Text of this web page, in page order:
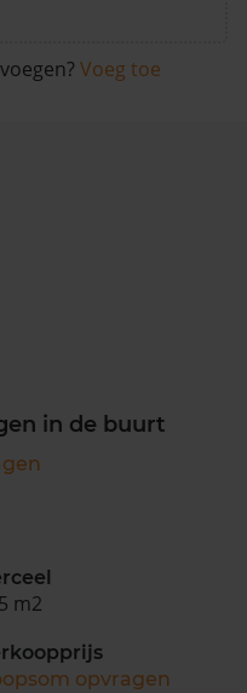
Voeg toe
in de buurt
m2
opvragen